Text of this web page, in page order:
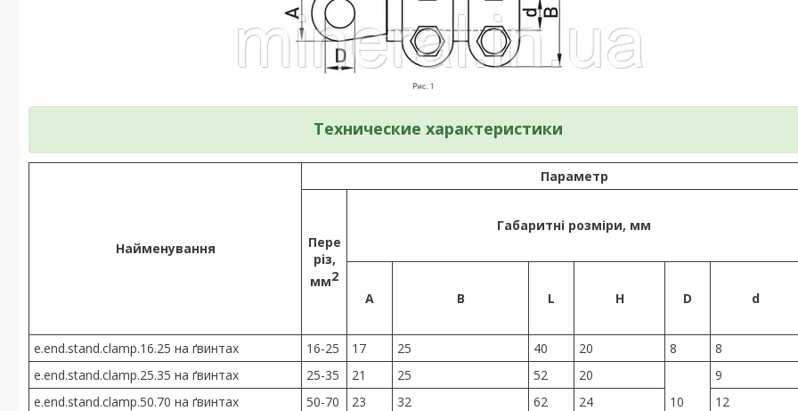
Технические характеристики
Найменування
Параметр
Пере
різ,
мм2
Габаритні розміри, мм
А B L H D d
e.end.stand.clamp.16.25 на ґвинтах 16-25 17 25 40 20 8 8
e.end.stand.clamp.25.35 на ґвинтах 25-35 21 25 52
20
10
9
e.end.stand.clamp.50.70 на ґвинтах
50-70 23 32 62 24
12